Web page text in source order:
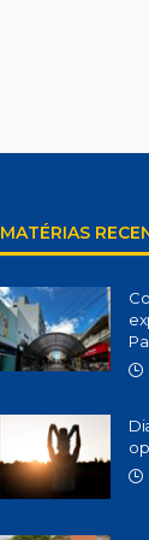
MATÉRIAS